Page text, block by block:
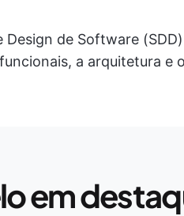
Design de Software
a arquitetura e
em